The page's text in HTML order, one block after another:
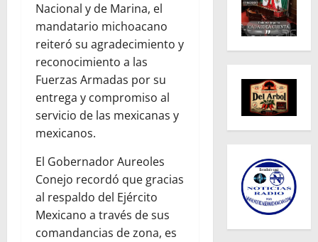
Nacional y de Marina, el
mandatario michoacano
reiteró su agradecimiento y
reconocimiento a las
Fuerzas Armadas por su
entrega y compromiso al
servicio de las mexicanas y
mexicanos.
El Gobernador Aureoles
Conejo recordó que gracias
al respaldo del Ejército
Mexicano a través de sus
comandancias de zona, es